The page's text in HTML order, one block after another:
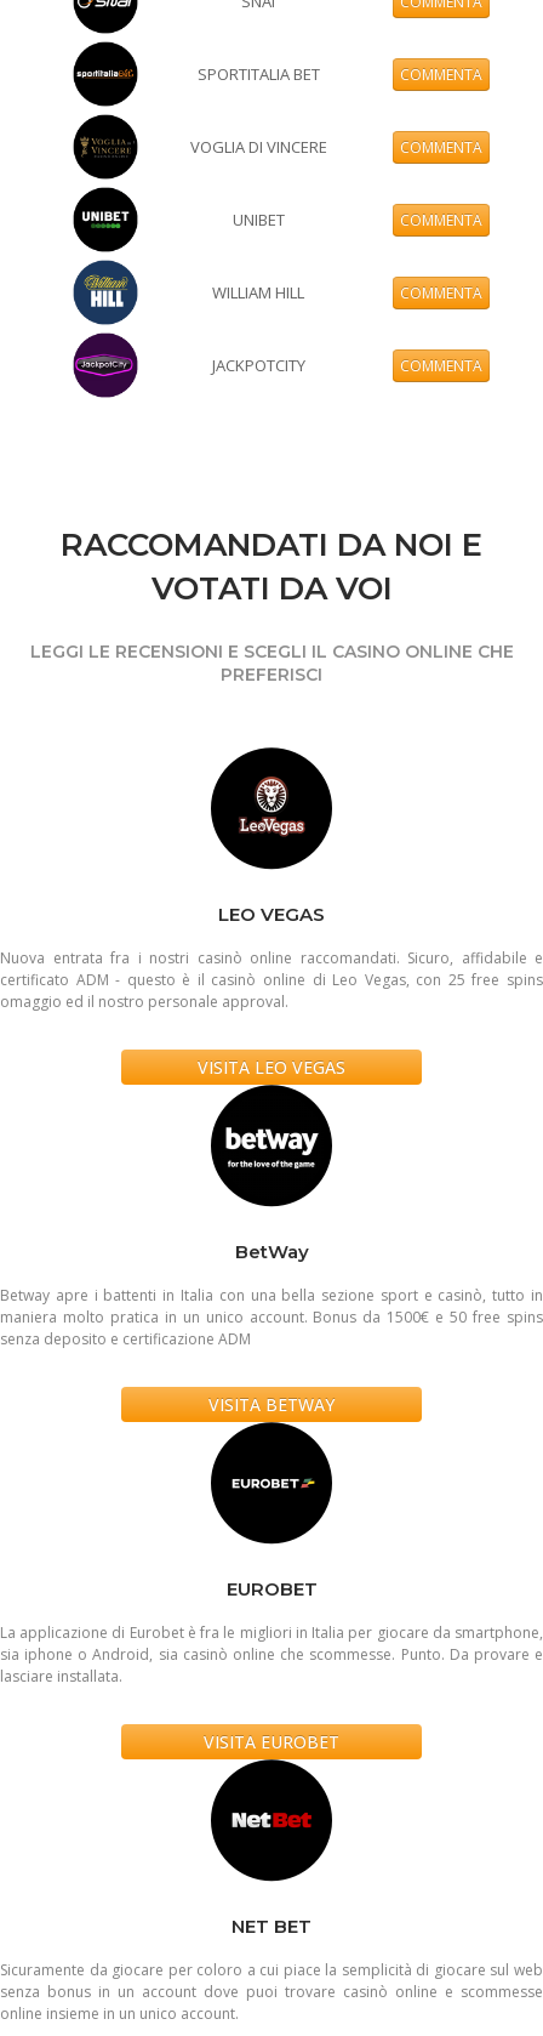
SPORTITALIA BET COMMENTA
VOGLIA DI VINCERE COMMENTA
UNIBET COMMENTA
WILLIAM HILL COMMENTA
JACKPOTCITY COMMENTA
RACCOMANDATI DA NOI E
VOTATI DA VOI
LEGGI LE RECENSIONI E SCEGLI IL CASINO ONLINE CHE
PREFERISCI
LEO VEGAS
Nuova entrata fra i nostri casinò online raccomandati. Sicuro, affidabile e
certificato ADM - questo è il casinò online di Leo Vegas, con 25 free spins
omaggio ed il nostro personale approval.
VISITA LEO VEGAS
BetWay
Betway apre i battenti in Italia con una bella sezione sport e casinò, tutto in
maniera molto pratica in un unico account. Bonus da 1500€ e 50 free spins
senza deposito e certificazione ADM
VISITA BETWAY
EUROBET
La applicazione di Eurobet è fra le migliori in Italia per giocare da smartphone,
sia iphone o Android, sia casinò online che scommesse. Punto. Da provare e
lasciare installata.
VISITA EUROBET
NET BET
Sicuramente da giocare per coloro a cui piace la semplicità di giocare sul web
senza bonus in un account dove puoi trovare casinò online e scommesse
online insieme in un unico account.